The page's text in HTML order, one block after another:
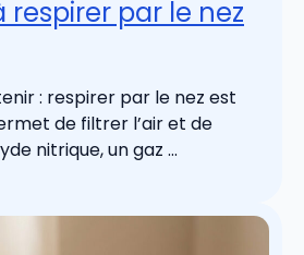
par le nez
: respirer par le nez est
de filtrer l’air et de
nitrique, un gaz ...